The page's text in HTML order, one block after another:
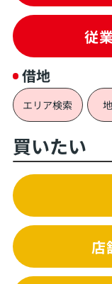
従
借地
エリア検索
買いたい
店